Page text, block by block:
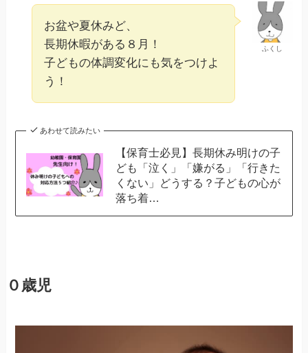
ふくし
お盆や夏休みど、
長期休暇がある８月！
子どもの体調変化にも気をつけよ
う！
あわせて読みたい
【保育士必見】長期休み明けの子
ども「泣く」「嫌がる」「行きた
くない」どうする？子どもの心が
落ち着…
０歳児